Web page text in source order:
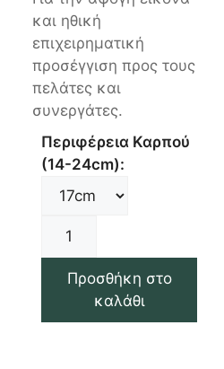
και ηθική
επιχειρηματική
προσέγγιση προς τους
πελάτες και
συνεργάτες.
Περιφέρεια Καρπού
(14-24cm):
Προσθήκη στο
καλάθι